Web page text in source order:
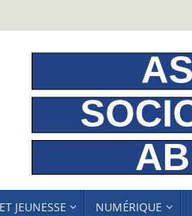
JEUNESSE NUMÉRIQUE